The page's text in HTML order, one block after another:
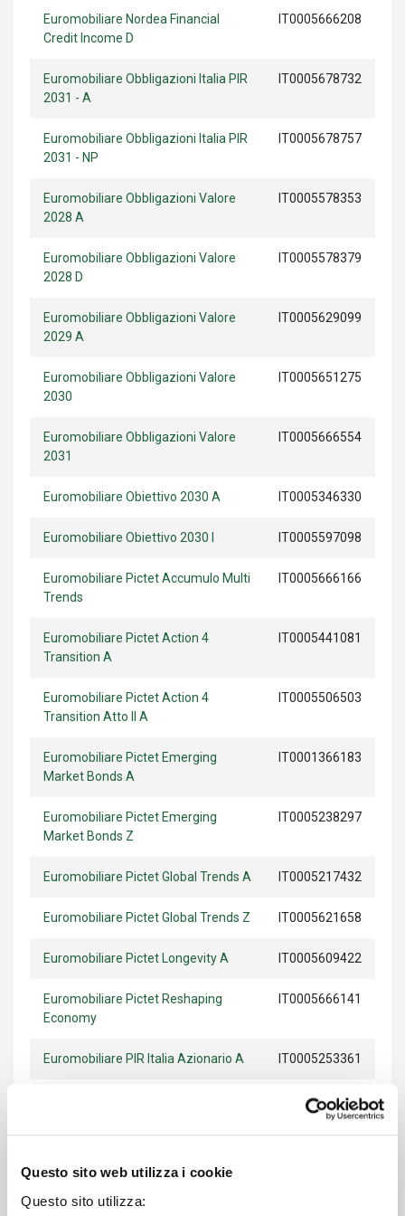
Questo sito web utilizza i cookie
Questo sito utilizza:
Euromobiliare Nordea Financial
Credit Income D
IT0005666208
Euromobiliare Obbligazioni Italia PIR
2031 - A
IT0005678732
Euromobiliare Obbligazioni Italia PIR
2031 - NP
IT0005678757
Euromobiliare Obbligazioni Valore
2028 A
IT0005578353
Euromobiliare Obbligazioni Valore
2028 D
IT0005578379
Euromobiliare Obbligazioni Valore
2029 A
IT0005629099
Euromobiliare Obbligazioni Valore
2030
IT0005651275
Euromobiliare Obbligazioni Valore
2031
IT0005666554
Euromobiliare Obiettivo 2030 A IT0005346330
Euromobiliare Obiettivo 2030 I IT0005597098
Euromobiliare Pictet Accumulo Multi
Trends
IT0005666166
Euromobiliare Pictet Action 4
Transition A
IT0005441081
Euromobiliare Pictet Action 4
Transition Atto II A
IT0005506503
Euromobiliare Pictet Emerging
Market Bonds A
IT0001366183
Euromobiliare Pictet Emerging
Market Bonds Z
IT0005238297
Euromobiliare Pictet Global Trends A IT0005217432
Euromobiliare Pictet Global Trends Z IT0005621658
Euromobiliare Pictet Longevity A IT0005609422
Euromobiliare Pictet Reshaping
Economy
IT0005666141
Euromobiliare PIR Italia Azionario A IT0005253361
IT0005507014
Euromobiliare Progetto 2027 A IT0005455511
Euromobiliare Progetto 2027 D